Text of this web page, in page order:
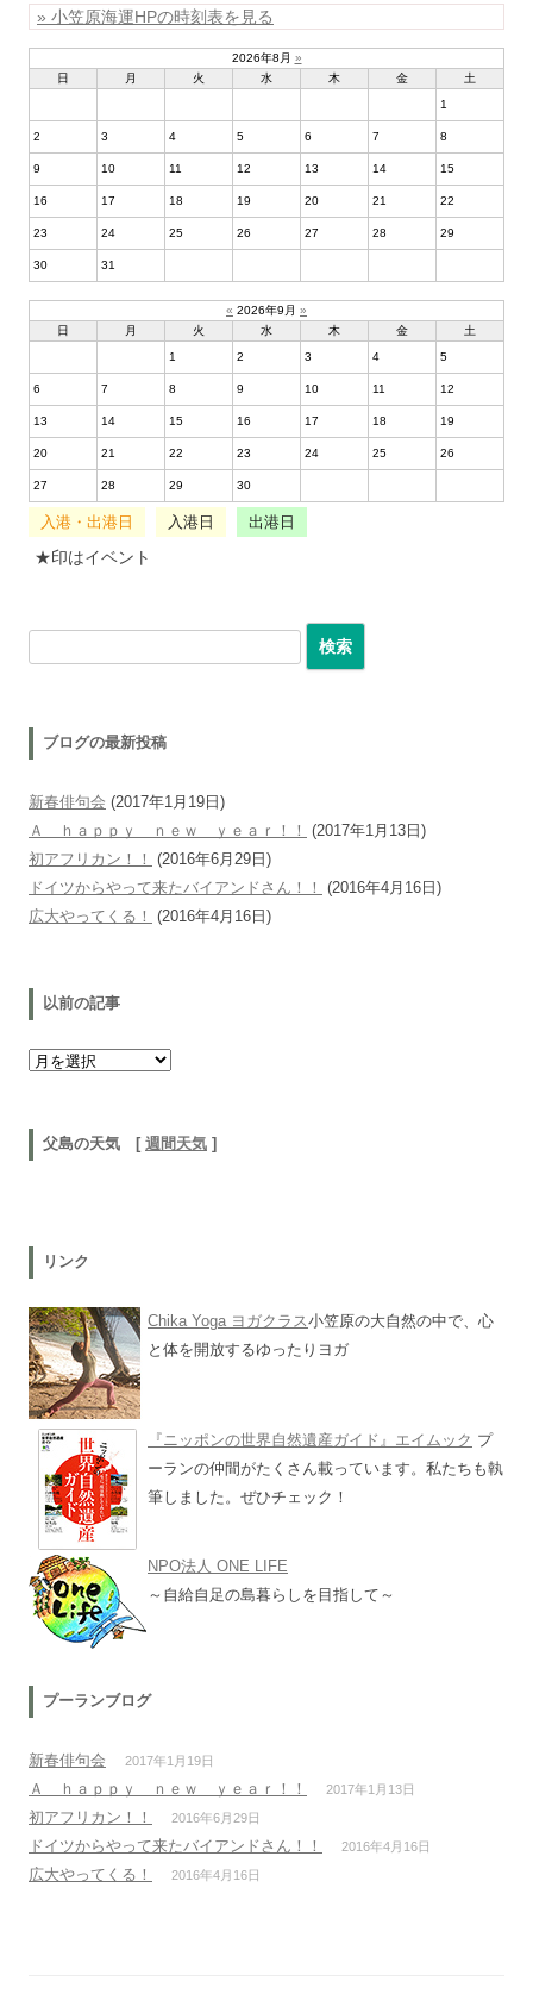
» 小笠原海運HPの時刻表を見る
2026年8月 »
日
月 火 水 木 金
土
1
2 3 4 5 6 7 8
9 10 11 12 13 14 15
16 17 18 19 20 21 22
23 24 25 26 27 28 29
30 31
« 2026年9月 »
日
月 火 水 木 金
土
1
2 3 4 5
6 7 8 9 10 11 12
13 14 15 16 17 18 19
20 21 22 23 24 25 26
27 28 29 30
入港・出港日 入港日 出港日
★印はイベント
検索:
ブログの最新投稿
新春俳句会 (2017年1月19日)
Ａ ｈａｐｐｙ ｎｅｗ ｙｅａｒ！！
(2017年1月13日)
初アフリカン！！
(2016年6月29日)
ドイツからやって来たバイアンドさん！！
(2016年4月16日)
広大やってくる！
(2016年4月16日)
以前の記事
以前の記事
父島の天気 [ 週間天気 ]
リンク
Chika Yoga ヨガクラス小笠原の大自然の中で、心
と体を開放するゆったりヨガ
『ニッポンの世界自然遺産ガイド』エイムック プ
ーランの仲間がたくさん載っています。私たちも執
筆しました。ぜひチェック！
NPO法人 ONE LIFE
～自給自足の島暮らしを目指して～
プーランブログ
新春俳句会 2017年1月19日
Ａ ｈａｐｐｙ ｎｅｗ ｙｅａｒ！！ 2017年1月13日
初アフリカン！！ 2016年6月29日
ドイツからやって来たバイアンドさん！！ 2016年4月16日
広大やってくる！ 2016年4月16日